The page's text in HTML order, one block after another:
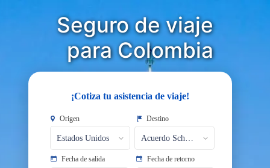
Seguro de viaje
​​​​​​​para Colombia